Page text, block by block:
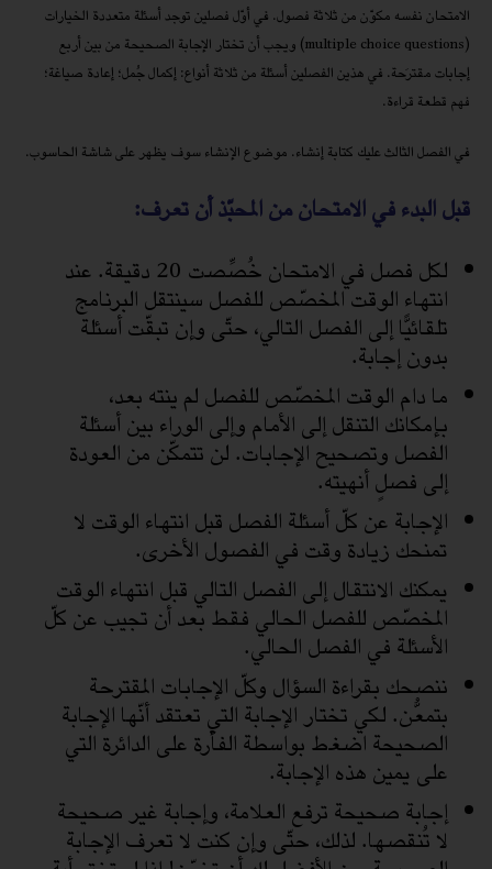
الامتحان نفسه مكوّن من ثلاثة فصول. في أوّل فصلين توجد أسئلة متعددة الخيارات
(multiple choice questions) ويجب أن تختار الإجابة الصحيحة من بين أربع
إجابات مقترَحة. في هذين الفصلين أسئلة من ثلاثة أنواع: إكمال جُمل؛ إعادة صياغة؛
فهم قطعة قراءة.
في الفصل الثالث عليك كتابة إنشاء. موضوع الإنشاء سوف يظهر على شاشة الحاسوب.
قبل البدء في الامتحان من المحبّذ أن تعرف:
لكل فصل في الامتحان خُصِّصت 20 دقيقة. عند
انتهاء الوقت المخصّص للفصل سينتقل البرنامج
تلقائيًّا إلى الفصل التالي، حتّى وإن تبقّت أسئلة
بدون إجابة.
ما دام الوقت المخصّص للفصل لم ينته بعد،
بإمكانك التنقل إلى الأمام وإلى الوراء بين أسئلة
الفصل وتصحيح الإجابات. لن تتمكّن من العودة
إلى فصلٍ أنهيته.
الإجابة عن كلّ أسئلة الفصل قبل انتهاء الوقت لا
تمنحك زيادة وقت في الفصول الأخرى.
يمكنك الانتقال إلى الفصل التالي قبل انتهاء الوقت
المخصّص للفصل الحالي فقط بعد أن تجيب عن كلّ
الأسئلة في الفصل الحالي.
ننصحك بقراءة السؤال وكلّ الإجابات المقترحة
بتمعُّن. لكي تختار الإجابة التي تعتقد أنّها الإجابة
الصحيحة اضغط بواسطة الفأرة على الدائرة التي
على يمين هذه الإجابة.
إجابة صحيحة ترفع العلامة، وإجابة غير صحيحة
لا تُنقصها. لذلك، حتّى وإن كنت لا تعرف الإجابة